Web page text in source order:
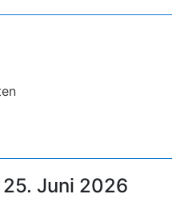
Juni 2026